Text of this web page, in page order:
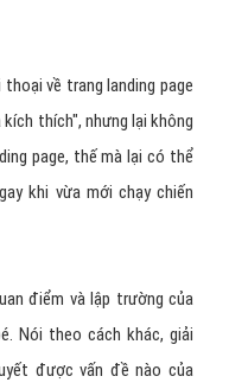
về trang landing page
thích", nhưng lại không
page, thế mà lại có thể
khi vừa mới chạy chiến
điểm và lập trường của
Nói theo cách khác, giải
được vấn đề nào của